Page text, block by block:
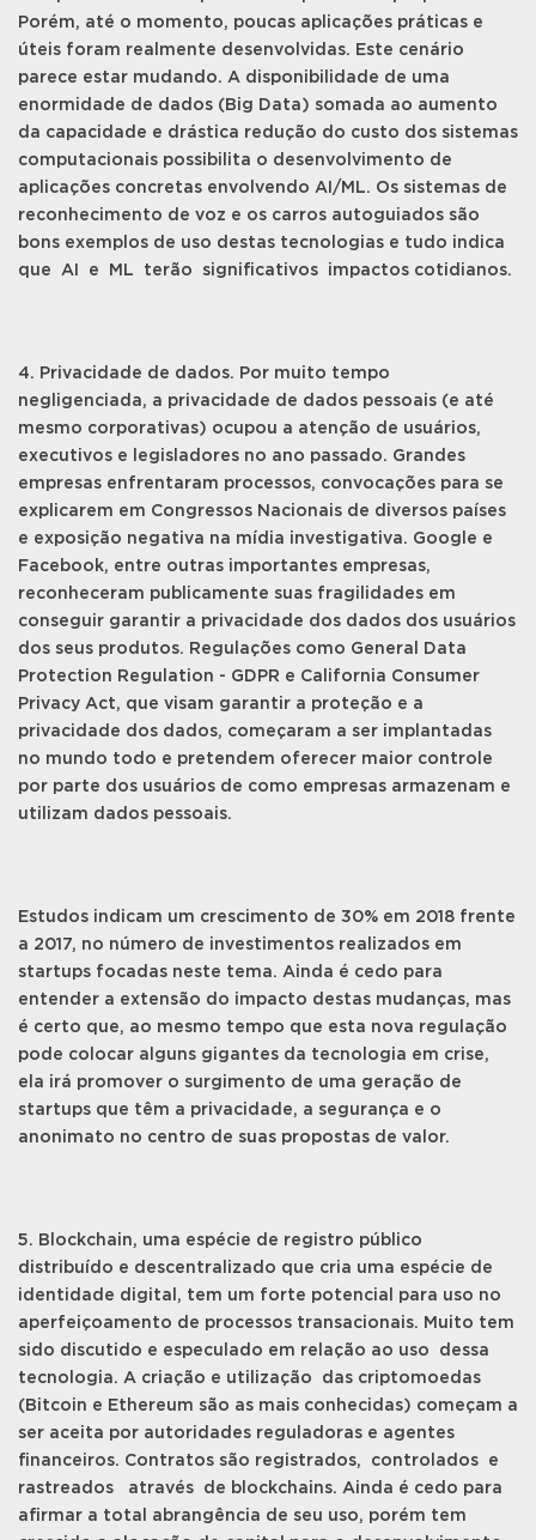
Porém, até o momento, poucas aplicações práticas e
úteis foram realmente desenvolvidas. Este cenário
parece estar mudando. A disponibilidade de uma
enormidade de dados (Big Data) somada ao aumento
da capacidade e drástica redução do custo dos sistemas
computacionais possibilita o desenvolvimento de
aplicações concretas envolvendo AI/ML. Os sistemas de
reconhecimento de voz e os carros autoguiados são
bons exemplos de uso destas tecnologias e tudo indica
que AI e ML terão significativos impactos cotidianos.
4. Privacidade de dados. Por muito tempo
negligenciada, a privacidade de dados pessoais (e até
mesmo corporativas) ocupou a atenção de usuários,
executivos e legisladores no ano passado. Grandes
empresas enfrentaram processos, convocações para se
explicarem em Congressos Nacionais de diversos países
e exposição negativa na mídia investigativa. Google e
Facebook, entre outras importantes empresas,
reconheceram publicamente suas fragilidades em
conseguir garantir a privacidade dos dados dos usuários
dos seus produtos. Regulações como General Data
Protection Regulation - GDPR e California Consumer
Privacy Act, que visam garantir a proteção e a
privacidade dos dados, começaram a ser implantadas
no mundo todo e pretendem oferecer maior controle
por parte dos usuários de como empresas armazenam e
utilizam dados pessoais.
Estudos indicam um crescimento de 30% em 2018 frente
a 2017, no número de investimentos realizados em
startups focadas neste tema. Ainda é cedo para
entender a extensão do impacto destas mudanças, mas
é certo que, ao mesmo tempo que esta nova regulação
pode colocar alguns gigantes da tecnologia em crise,
ela irá promover o surgimento de uma geração de
startups que têm a privacidade, a segurança e o
anonimato no centro de suas propostas de valor.
5. Blockchain, uma espécie de registro público
distribuído e descentralizado que cria uma espécie de
identidade digital, tem um forte potencial para uso no
aperfeiçoamento de processos transacionais. Muito tem
sido discutido e especulado em relação ao uso dessa
tecnologia. A criação e utilização das criptomoedas
(Bitcoin e Ethereum são as mais conhecidas) começam a
ser aceita por autoridades reguladoras e agentes
financeiros. Contratos são registrados, controlados e
rastreados através de blockchains. Ainda é cedo para
afirmar a total abrangência de seu uso, porém tem